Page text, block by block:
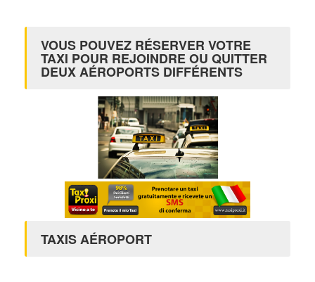
VOUS POUVEZ RÉSERVER VOTRE
TAXI POUR REJOINDRE OU QUITTER
DEUX AÉROPORTS DIFFÉRENTS
TAXIS AÉROPORT